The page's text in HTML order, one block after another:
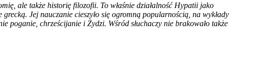
ale także historię filozofii. To właśnie działalność Hypatii jako
Jej nauczanie cieszyło się ogromną popularnością, na wykłady
poganie, chrześcijanie i Żydzi. Wśród słuchaczy nie brakowało także